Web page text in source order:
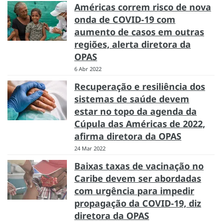
Américas correm risco de nova
onda de COVID-19 com
aumento de casos em outras
regiões, alerta diretora da
OPAS
6 Abr 2022
Recuperação e resiliência dos
sistemas de saúde devem
estar no topo da agenda da
Cúpula das Américas de 2022,
afirma diretora da OPAS
24 Mar 2022
Baixas taxas de vacinação no
Caribe devem ser abordadas
com urgência para impedir
propagação da COVID-19, diz
diretora da OPAS